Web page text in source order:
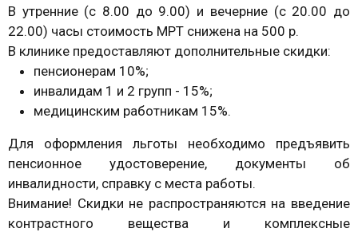
В утренние (с 8.00 до 9.00) и вечерние (с 20.00 до
22.00) часы стоимость МРТ снижена на 500 р.
В клинике предоставляют дополнительные скидки:
пенсионерам 10%;
инвалидам 1 и 2 групп - 15%;
медицинским работникам 15%.
Для оформления льготы необходимо предъявить
пенсионное удостоверение, документы об
инвалидности, справку с места работы.
Внимание! Скидки не распространяются на введение
контрастного вещества и комплексные